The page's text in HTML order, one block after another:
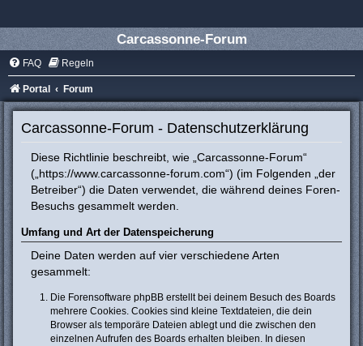
Carcassonne-Forum
FAQ Regeln
Portal Forum
Carcassonne-Forum - Datenschutzerklärung
Diese Richtlinie beschreibt, wie „Carcassonne-Forum“
(„https://www.carcassonne-forum.com“) (im Folgenden „der
Betreiber“) die Daten verwendet, die während deines Foren-
Besuchs gesammelt werden.
Umfang und Art der Datenspeicherung
Deine Daten werden auf vier verschiedene Arten
gesammelt:
Die Forensoftware phpBB erstellt bei deinem Besuch des Boards
mehrere Cookies. Cookies sind kleine Textdateien, die dein
Browser als temporäre Dateien ablegt und die zwischen den
einzelnen Aufrufen des Boards erhalten bleiben. In diesen